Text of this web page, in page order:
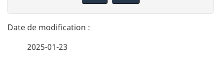
t
a
n
2025-01-23